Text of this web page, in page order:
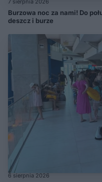
7 sierpnia 2026
Burzowa noc za nami! Do
deszcz i burze
6 sierpnia 2026